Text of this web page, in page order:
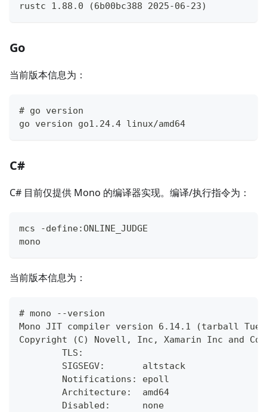
rustc 1.88.0 (6b00bc388 2025-06-23)
Go
当前版本信息为：
# go version
go version go1.24.4 linux/amd64
C#
C# 目前仅提供 Mono 的编译器实现。编译/执行指令为：
mcs -define:ONLINE_JUDGE
mono
当前版本信息为：
# mono --version
Mono JIT compiler version 6.14.1 (tarball Tue
Copyright (C) Novell, Inc, Xamarin Inc and
        TLS:
        SIGSEGV:       altstack
        Notifications: epoll
        Architecture:  amd64
        Disabled:      none